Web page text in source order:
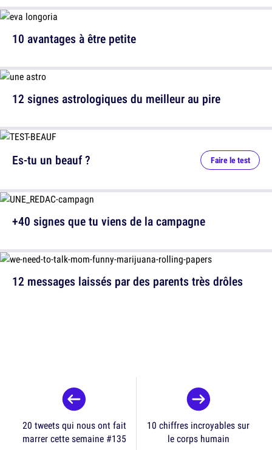
10 avantages à être petite
12 signes astrologiques du meilleur au pire
12 messages laissés par des parents très drôles
Es-tu un beauf ? Faire le test
+40 signes que tu viens de la campagne
20 tweets qui nous ont fait
marrer cette semaine #135
10 chiffres incroyables sur
le corps humain